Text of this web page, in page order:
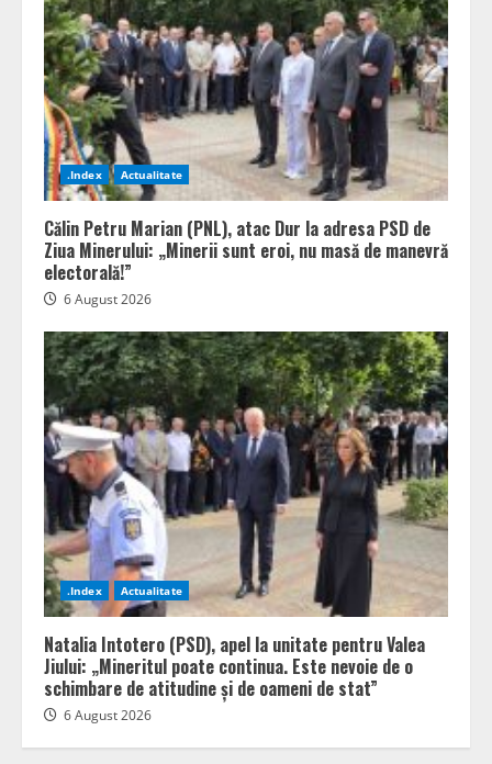
.Index Actualitate
Călin Petru Marian (PNL), atac Dur la adresa PSD de
Ziua Minerului: „Minerii sunt eroi, nu masă de manevră
electorală!”
6 August 2026
.Index Actualitate
Natalia Intotero (PSD), apel la unitate pentru Valea
Jiului: „Mineritul poate continua. Este nevoie de o
schimbare de atitudine și de oameni de stat”
6 August 2026